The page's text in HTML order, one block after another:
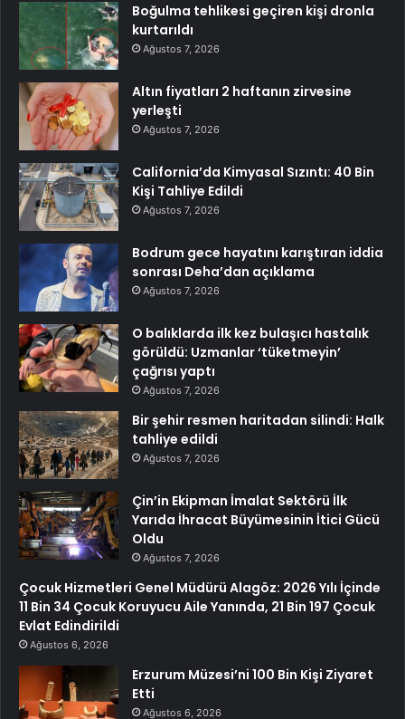
Boğulma tehlikesi geçiren kişi dronla
kurtarıldı
Ağustos 7, 2026
Altın fiyatları 2 haftanın zirvesine
yerleşti
Ağustos 7, 2026
California’da Kimyasal Sızıntı: 40 Bin
Kişi Tahliye Edildi
Ağustos 7, 2026
Bodrum gece hayatını karıştıran iddia
sonrası Deha’dan açıklama
Ağustos 7, 2026
O balıklarda ilk kez bulaşıcı hastalık
görüldü: Uzmanlar ‘tüketmeyin’
çağrısı yaptı
Ağustos 7, 2026
Bir şehir resmen haritadan silindi: Halk
tahliye edildi
Ağustos 7, 2026
Çin’in Ekipman İmalat Sektörü İlk
Yarıda İhracat Büyümesinin İtici Gücü
Oldu
Ağustos 7, 2026
Çocuk Hizmetleri Genel Müdürü Alagöz: 2026 Yılı İçinde
11 Bin 34 Çocuk Koruyucu Aile Yanında, 21 Bin 197 Çocuk
Evlat Edindirildi
Ağustos 6, 2026
Erzurum Müzesi’ni 100 Bin Kişi Ziyaret
Etti
Ağustos 6, 2026